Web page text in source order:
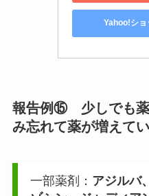
Yahoo!ショ
報告例⑮ 少しでも薬
み忘れて薬が増えて
一部薬剤： アジルバ